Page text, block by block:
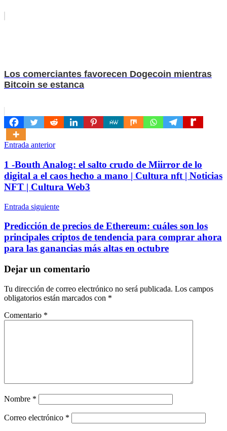
Los comerciantes favorecen Dogecoin mientras
Bitcoin se estanca
Navegación
de
entradas
Entrada anterior
1 -Bouth Analog: el salto crudo de Miirror de lo
digital a el caos hecho a mano | Cultura nft | Noticias
NFT | Cultura Web3
Entrada siguiente
Predicción de precios de Ethereum: cuáles son los
principales criptos de tendencia para comprar ahora
para las ganancias más altas en octubre
Dejar un comentario
Tu dirección de correo electrónico no será publicada. Los campos
obligatorios están marcados con *
Comentario *
Nombre *
Correo electrónico *